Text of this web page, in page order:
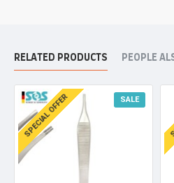
RELATED PRODUCTS PEOPLE
SPECIAL OFFER SALE